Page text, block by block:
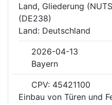
Land, Gliederung
(DE238)
Land: Deutschland
2026-04-13
Bayern
CPV: 45421100
Einbau von Türen und